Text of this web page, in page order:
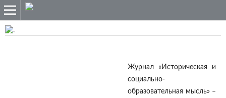
Журнал «Историческая и
социально-
образовательная мысль» –